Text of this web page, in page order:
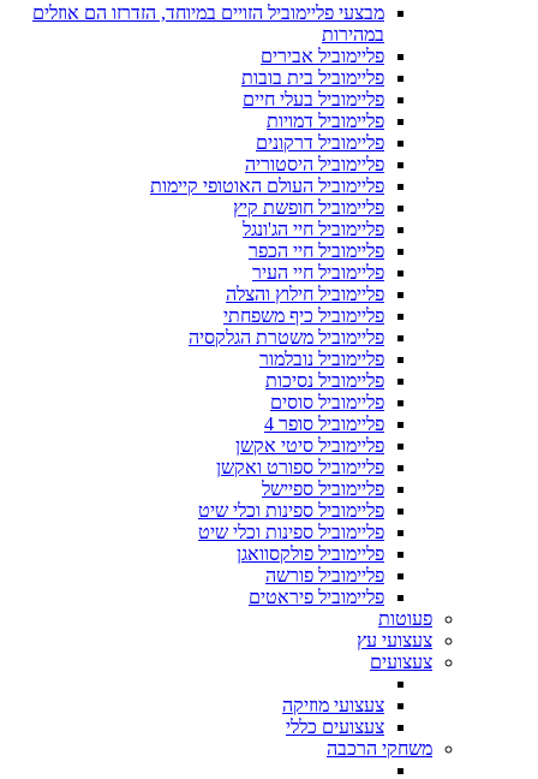
מבצעי פליימוביל הזויים במיוחד, הזדרזו הם אוזלים
במהירות
פליימוביל אבירים
פליימוביל בית בובות
פליימוביל בעלי חיים
פליימוביל דמויות
פליימוביל דרקונים
פליימוביל היסטוריה
פליימוביל העולם האוטופי קיימות
פליימוביל חופשת קיץ
פליימוביל חיי הג'ונגל
פליימוביל חיי הכפר
פליימוביל חיי העיר
פליימוביל חילוץ והצלה
פליימוביל כיף משפחתי
פליימוביל משטרת הגלקסיה
פליימוביל נובלמור
פליימוביל נסיכות
פליימוביל סוסים
פליימוביל סופר 4
פליימוביל סיטי אקשן
פליימוביל ספורט ואקשן
פליימוביל ספיישל
פליימוביל ספינות וכלי שיט
פליימוביל ספינות וכלי שיט
פליימוביל פולקסוואגן
פליימוביל פורשה
פליימוביל פיראטים
פעוטות
צעצועי עץ
צעצועים
צעצועי מוזיקה
צעצועים כללי
משחקי הרכבה